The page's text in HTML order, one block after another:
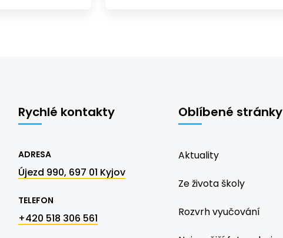
Rychlé kontakty
ADRESA
Újezd 990, 697 01 Kyjov
TELEFON
+420 518 306 561
Oblíbené stránky
Aktuality
Ze života školy
Rozvrh vyučování